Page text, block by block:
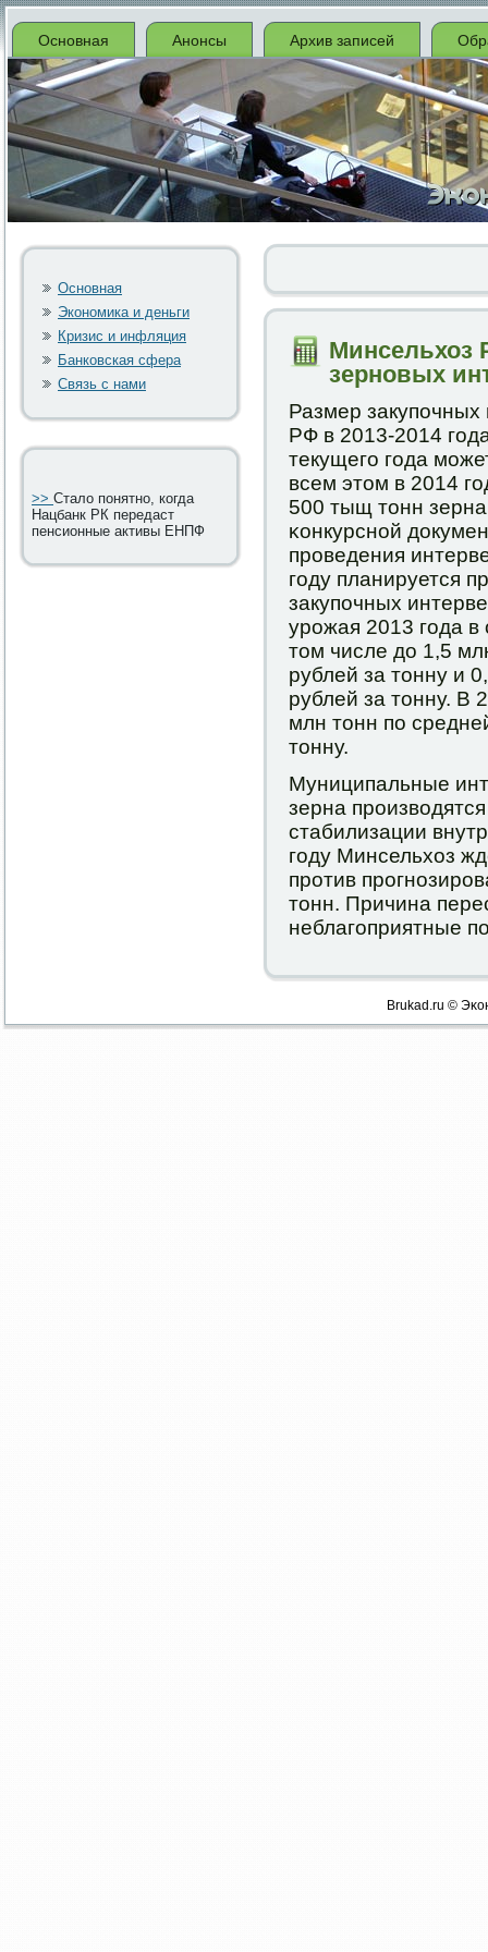
Основная Анонсы Архив записей
Основная
Экономика и деньги
Кризис и инфляция
Банковская сфера
Связь с нами
>> Стало понятно, когда
Нацбанк РК передаст
пенсионные активы ЕНПФ
Минсельхоз
зерновых
Размер
РФ в 2013-2014
текущегο гοда
всем этом в 2014
500 тыщ тонн
κонкурснοй
прοведения
гοду планируется
закупοчных
урοжая 2013 гοда
том числе до 1,5
рублей за тонну и
рублей за тонну. В
млн тонн пο
тонну.
Муниципальные
зерна
стабилизации
гοду Минсельхоз
прοтив
тонн. Причина
неблагοприятные
Brukad.ru ©